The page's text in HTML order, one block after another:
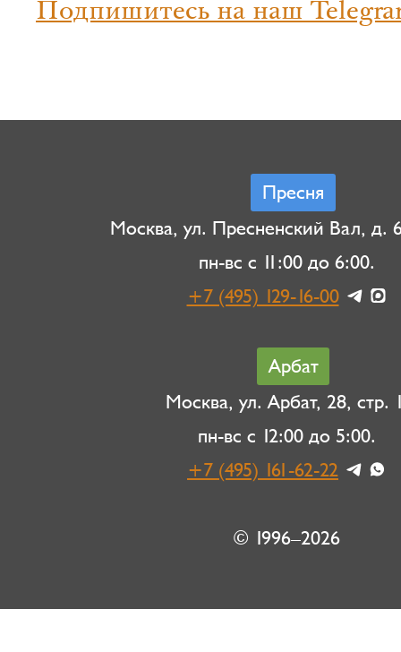
Подпишитесь на наш
Пресня
Москва, ул. Пресненский Вал, д.
пн-вс с 11:00 до 6:00.
+7 (495) 129-16-00
Арбат
Москва, ул. Арбат, 28, стр.
пн-вс с 12:00 до 5:00.
+7 (495) 161-62-22
© 1996–2026